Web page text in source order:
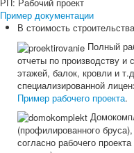
Пример документации
В стоимость
Полный
отчеты по производству и
этажей, балок, кровли и
специализированной
Пример рабочего проекта.
(профилированного
согласно рабочего